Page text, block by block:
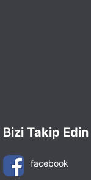
Bizi Takip Edin
facebook